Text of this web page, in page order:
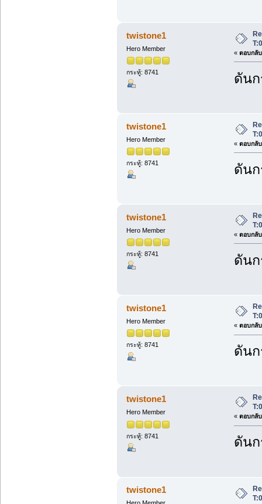
twistone1
Hero Member
กระทู้: 8741
« ตอบกลั
ดัน
twistone1
Hero Member
กระทู้: 8741
« ตอบกลั
ดัน
twistone1
Hero Member
กระทู้: 8741
« ตอบกลั
ดัน
twistone1
Hero Member
กระทู้: 8741
« ตอบกลั
ดัน
twistone1
Hero Member
กระทู้: 8741
« ตอบกลั
ดัน
twistone1